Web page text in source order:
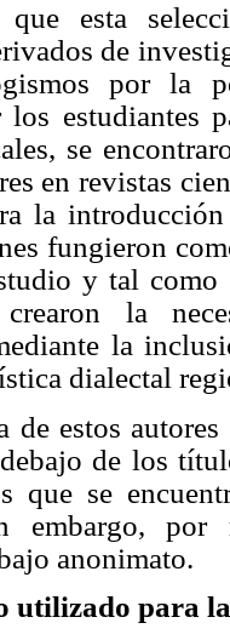
que esta
de
por la
los estudiantes
se
en revistas
la
fungieron
y tal
crearon la
la
dialectal
de estos
de los
que se
embargo,
anonimato.
utilizado para